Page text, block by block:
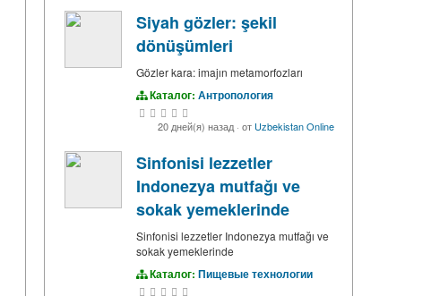
Siyah gözler: şekil
dönüşümleri
Gözler kara: imajın metamorfozları
Каталог: Антропология
20 дней(я) назад · от Uzbekistan Online
Sinfonisi lezzetler
Indonezya mutfağı ve
sokak yemeklerinde
Sinfonisi lezzetler Indonezya mutfağı ve
sokak yemeklerinde
Каталог: Пищевые технологии